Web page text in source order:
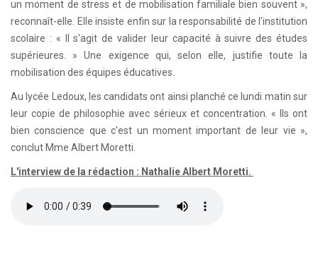
un moment de stress et de mobilisation familiale bien souvent »,
reconnaît-elle. Elle insiste enfin sur la responsabilité de l'institution
scolaire : « Il s'agit de valider leur capacité à suivre des études
supérieures. » Une exigence qui, selon elle, justifie toute la
mobilisation des équipes éducatives.
Au lycée Ledoux, les candidats ont ainsi planché ce lundi matin sur
leur copie de philosophie avec sérieux et concentration. « Ils ont
bien conscience que c'est un moment important de leur vie »,
conclut Mme Albert Moretti.
L'interview de la rédaction : Nathalie Albert Moretti.